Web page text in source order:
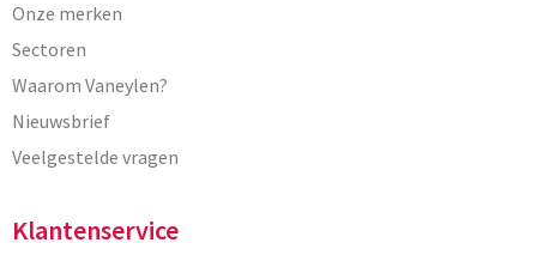
Onze merken
Sectoren
Waarom Vaneylen?
Nieuwsbrief
Veelgestelde vragen
Klantenservice